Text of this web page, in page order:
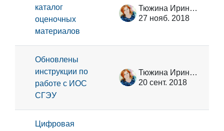
каталог
оценочных
материалов
Тюжина Ирина Викторовна
27 нояб. 2018
Обновлены
инструкции по
работе с ИОС
СГЭУ
Тюжина Ирина Викторовна
20 сент. 2018
Цифровая